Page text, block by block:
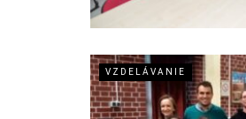
VZDELÁVANIE